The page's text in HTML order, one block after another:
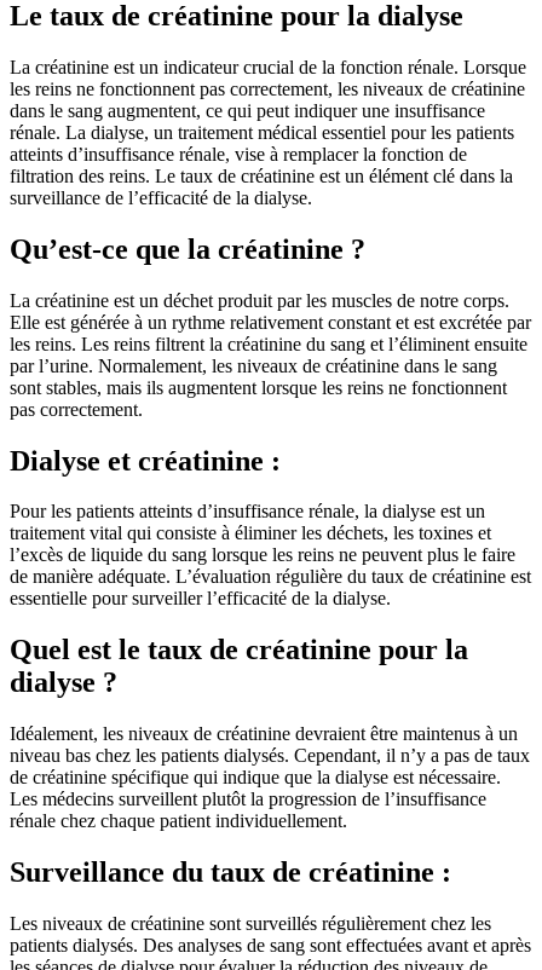
Le taux de créatinine pour la dialyse
La créatinine est un indicateur crucial de la fonction rénale. Lorsque
les reins ne fonctionnent pas correctement, les niveaux de créatinine
dans le sang augmentent, ce qui peut indiquer une insuffisance
rénale. La dialyse, un traitement médical essentiel pour les patients
atteints d’insuffisance rénale, vise à remplacer la fonction de
filtration des reins. Le taux de créatinine est un élément clé dans la
surveillance de l’efficacité de la dialyse.
Qu’est-ce que la créatinine ?
La créatinine est un déchet produit par les muscles de notre corps.
Elle est générée à un rythme relativement constant et est excrétée par
les reins. Les reins filtrent la créatinine du sang et l’éliminent ensuite
par l’urine. Normalement, les niveaux de créatinine dans le sang
sont stables, mais ils augmentent lorsque les reins ne fonctionnent
pas correctement.
Dialyse et créatinine :
Pour les patients atteints d’insuffisance rénale, la dialyse est un
traitement vital qui consiste à éliminer les déchets, les toxines et
l’excès de liquide du sang lorsque les reins ne peuvent plus le faire
de manière adéquate. L’évaluation régulière du taux de créatinine est
essentielle pour surveiller l’efficacité de la dialyse.
Quel est le taux de créatinine pour la
dialyse ?
Idéalement, les niveaux de créatinine devraient être maintenus à un
niveau bas chez les patients dialysés. Cependant, il n’y a pas de taux
de créatinine spécifique qui indique que la dialyse est nécessaire.
Les médecins surveillent plutôt la progression de l’insuffisance
rénale chez chaque patient individuellement.
Surveillance du taux de créatinine :
Les niveaux de créatinine sont surveillés régulièrement chez les
patients dialysés. Des analyses de sang sont effectuées avant et après